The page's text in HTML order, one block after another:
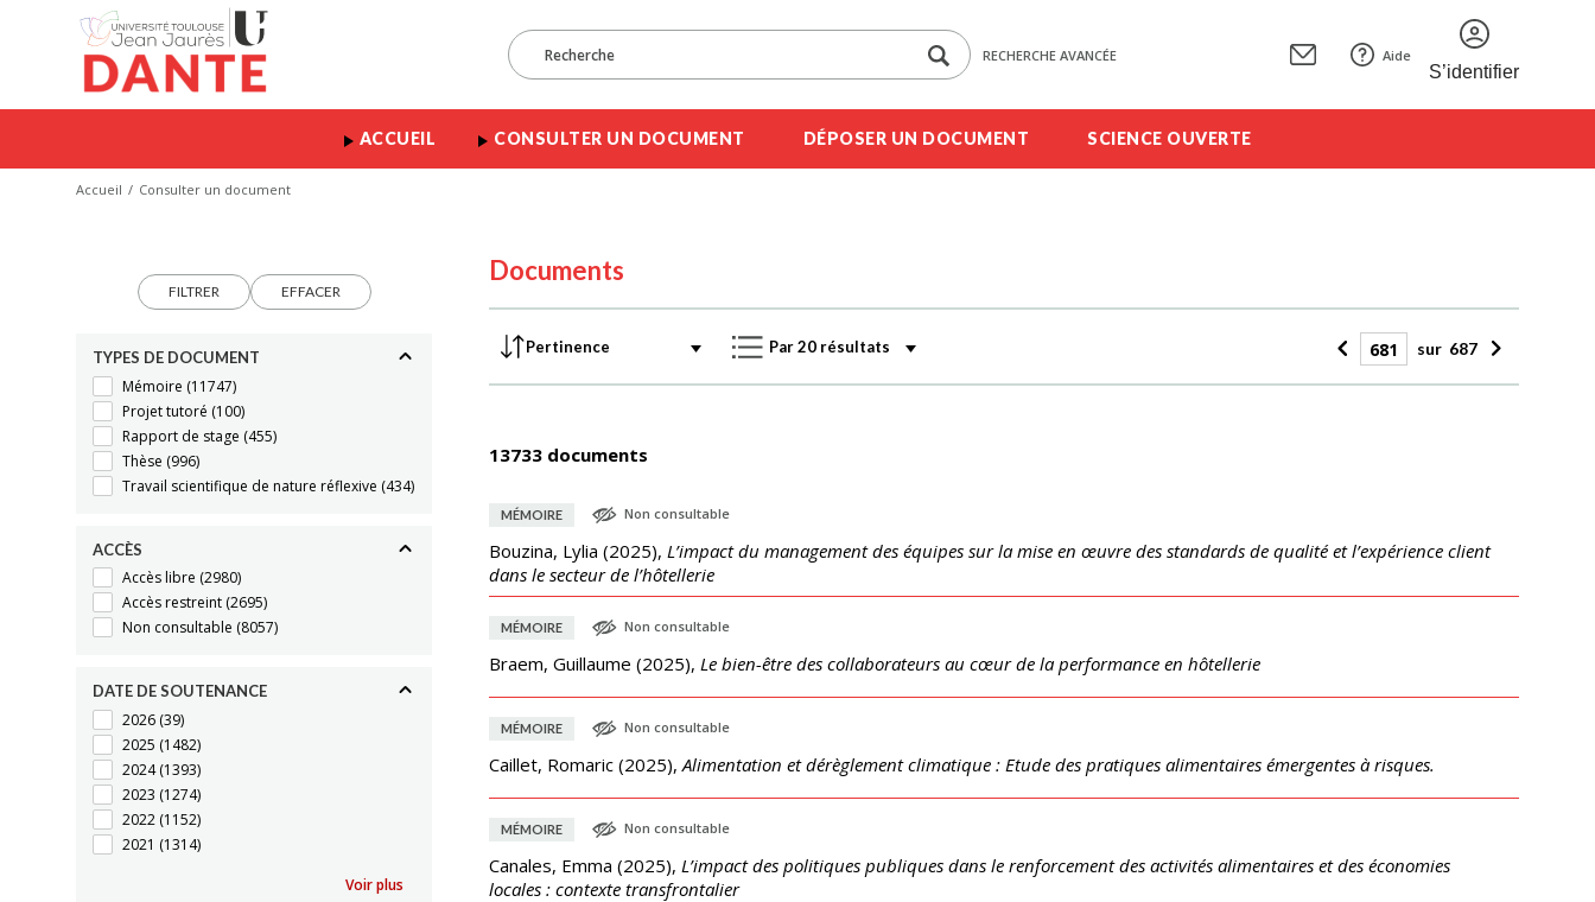
RECHERCHE AVANCÉE Aide
S’identifier
ACCUEIL CONSULTER UN DOCUMENT DÉPOSER UN DOCUMENT SCIENCE OUVERTE
Accueil Consulter un document
FILTRER EFFACER
TYPES DE DOCUMENT
Mémoire (11747)
Projet tutoré (100)
Rapport de stage (455)
Thèse (996)
Travail scientifique de nature réflexive (434)
ACCÈS
Accès libre (2980)
Accès restreint (2695)
Non consultable (8057)
DATE DE SOUTENANCE
2026 (39)
2025 (1482)
2024(1393)
2023 (1274)
2022 (1152)
2021 (1314)
Voir plus
Documents
sur 687
13733 documents
MÉMOIRE Non consultable
Bouzina, Lylia (2025), L’impact du management des équipes sur la mise en œuvre des standards de qualité et l’expérience client
dans le secteur de l’hôtellerie
MÉMOIRE Non consultable
Braem, Guillaume (2025), Le bien-être des collaborateurs au cœur de la performance en hôtellerie
MÉMOIRE Non consultable
Caillet, Romaric (2025),Alimentation et dérèglement climatique : Etude des pratiques alimentaires émergentes à risques.
MÉMOIRE Non consultable
Canales, Emma (2025), L’impact des politiques publiques dans le renforcement des activités alimentaires et des économies
locales : contexte transfrontalier